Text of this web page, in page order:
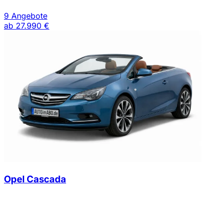
9 Angebote
ab 27.990 €
Opel Cascada